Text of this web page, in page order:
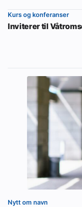
Kurs og konferanser
Inviterer til
Nytt om navn